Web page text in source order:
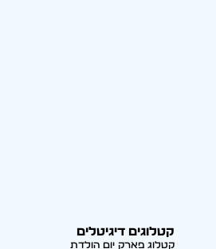
קטלוגים דיגיטלים
קטלוג פארק יום הולדת